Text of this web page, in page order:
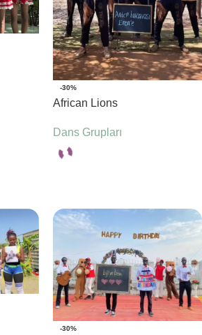
-30%
African Lions
Dans Grupları
-30%